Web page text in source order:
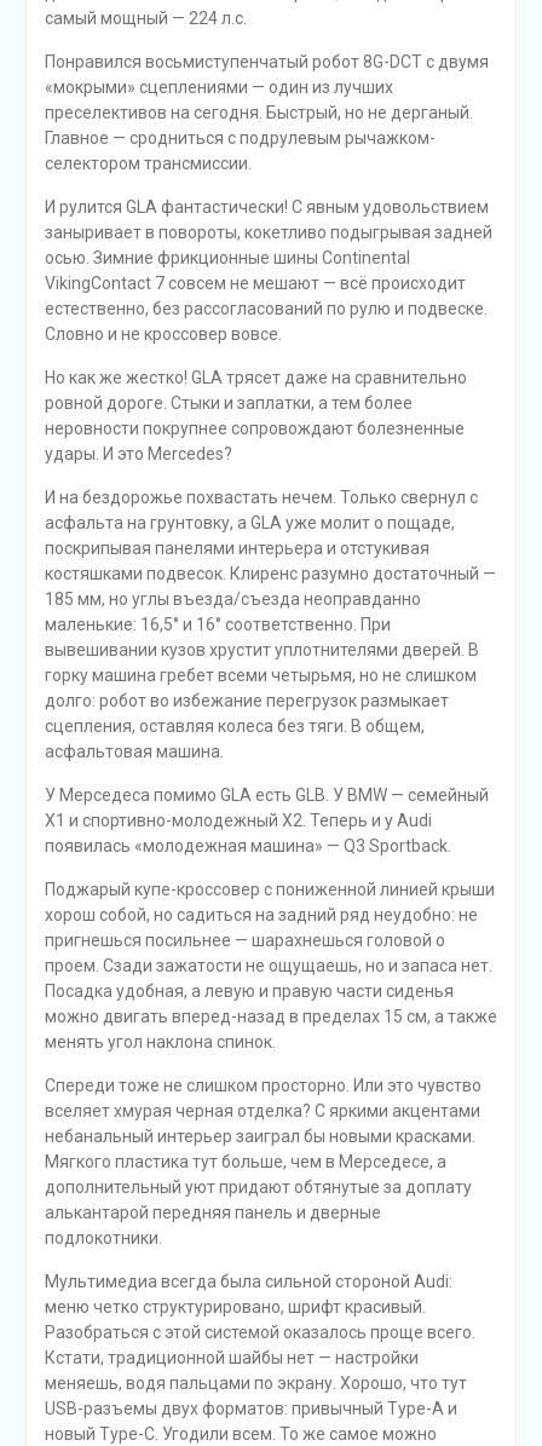
самый мощный — 224 л.с.
Понравился восьмиступенчатый робот 8G-DCT с двумя
«мокрыми» сцеплениями — один из лучших
преселективов на сегодня. Быстрый, но не дерганый.
Главное — сродниться с подрулевым рычажком-
селектором трансмиссии.
И рулится GLA фантастически! С явным удовольствием
заныривает в повороты, кокетливо подыгрывая задней
осью. Зимние фрикционные шины Continental
VikingContact 7 совсем не мешают — всё происходит
естественно, без рассогласований по рулю и подвеске.
Словно и не кроссовер вовсе.
Но как же жестко! GLA трясет даже на сравнительно
ровной дороге. Стыки и заплатки, а тем более
неровности покрупнее сопровождают болезненные
удары. И это Mercedes?
И на бездорожье похвастать нечем. Только свернул с
асфальта на грунтовку, а GLA уже молит о пощаде,
поскрипывая панелями интерьера и отстукивая
костяшками подвесок. Клиренс разумно достаточный —
185 мм, но углы въезда/съезда неоправданно
маленькие: 16,5° и 16° соответственно. При
вывешивании кузов хрустит уплотнителями дверей. В
горку машина гребет всеми четырьмя, но не слишком
долго: робот во избежание перегрузок размыкает
сцепления, оставляя колеса без тяги. В общем,
асфальтовая машина.
У Мерседеса помимо GLA есть GLB. У BMW — семейный
Х1 и спортивно-молодежный Х2. Теперь и у Audi
появилась «молодежная машина» — Q3 Sportback.
Поджарый купе-кроссовер с пониженной линией крыши
хорош собой, но садиться на задний ряд неудобно: не
пригнешься посильнее — шарахнешься головой о
проем. Сзади зажатости не ощущаешь, но и запаса нет.
Посадка удобная, а левую и правую части сиденья
можно двигать вперед-назад в пределах 15 см, а также
менять угол наклона спинок.
Спереди тоже не слишком просторно. Или это чувство
вселяет хмурая черная отделка? С яркими акцентами
небанальный интерьер заиграл бы новыми красками.
Мягкого пластика тут больше, чем в Мерседесе, а
дополнительный уют придают обтянутые за доплату
алькантарой передняя панель и дверные
подлокотники.
Мультимедиа всегда была сильной стороной Audi:
меню четко структурировано, шрифт красивый.
Разобраться с этой системой оказалось проще всего.
Кстати, традиционной шайбы нет — настройки
меняешь, водя пальцами по экрану. Хорошо, что тут
USB-разъемы двух форматов: привычный Type-A и
новый Type-C. Угодили всем. То же самое можно